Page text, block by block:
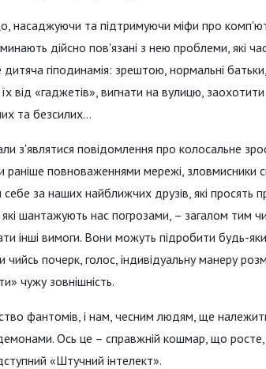
насаджуючи та підтримуючи міфи про
дійсно пов'язані з нею проблеми, які
дитяча гіподинамія: зрештою, нормальні
від «гаджетів», вигнати на вулицю,
та безсилих…
з'являтися повідомлення про колосальне
раніше повноваженнями мережі, зловмисники
за наших найближчих друзів, які просять
які шантажують нас погрозами, – загалом тим
інші вимоги. Вони можуть підробити будь-
чийсь почерк, голос, індивідуальну манеру
чужу зовнішність.
фантомів, і нам, чесним людям, ще
Ось це – справжній кошмар, що росте,
«Штучний інтелект».